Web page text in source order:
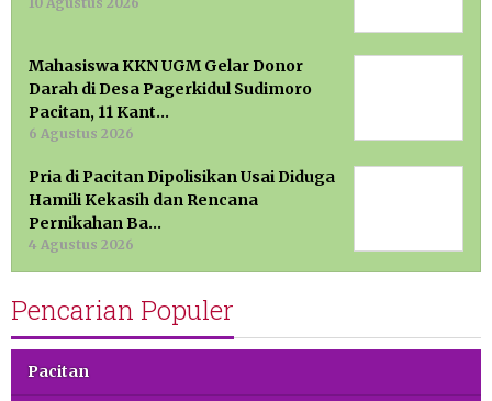
Mahasiswa KKN UGM Gelar Donor
Darah di Desa Pagerkidul Sudimoro
Pacitan, 11 Kant…
6 Agustus 2026
Pria di Pacitan Dipolisikan Usai Diduga
Hamili Kekasih dan Rencana
Pernikahan Ba…
4 Agustus 2026
Pencarian Populer
Pacitan